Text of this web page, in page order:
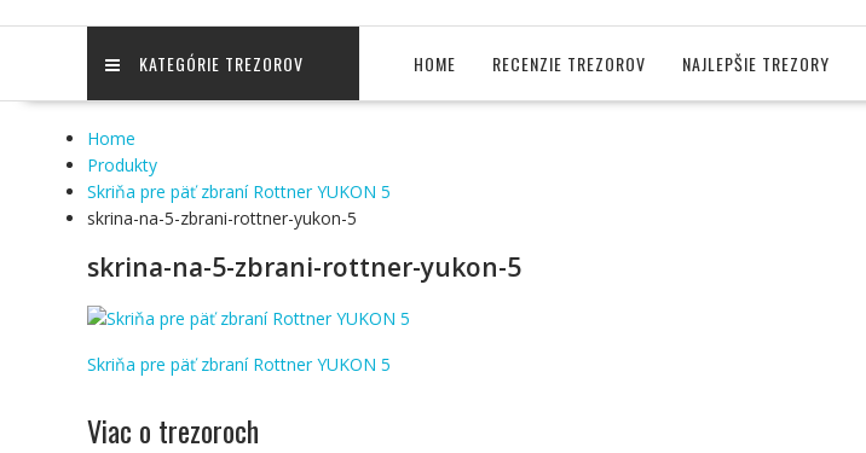
KATEGÓRIE TREZOROV HOME RECENZIE TREZOROV NAJLEPŠIE TREZORY
Home
Produkty
Skriňa pre päť zbraní Rottner YUKON 5
skrina-na-5-zbrani-rottner-yukon-5
skrina-na-5-zbrani-rottner-yukon-5
Navigácia
článku
Skriňa pre päť zbraní Rottner YUKON 5
Viac o trezoroch